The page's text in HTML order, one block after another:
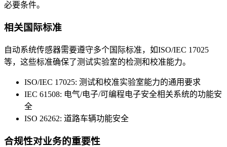
必要条件。
相关国际标准
自动系统传感器需要遵守多个国际标准，如ISO/IEC 17025
等，这些标准确保了测试实验室的检测和校准能力。
ISO/IEC 17025: 测试和校准实验室能力的通用要求
IEC 61508: 电气/电子/可编程电子安全相关系统的功能安
全
ISO 26262: 道路车辆功能安全
合规性对业务的重要性